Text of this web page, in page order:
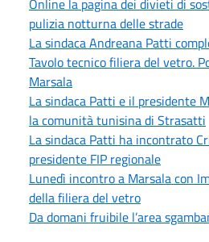
pulizia notturna delle strade
La sindaca Andreana Patti
Tavolo tecnico filiera del vetro.
Marsala
La sindaca Patti e il presidente
la comunità tunisina di Strasatti
La sindaca Patti ha incontrato
presidente FIP regionale
Lunedì incontro a Marsala con
della filiera del vetro
Da domani fruibile l’area